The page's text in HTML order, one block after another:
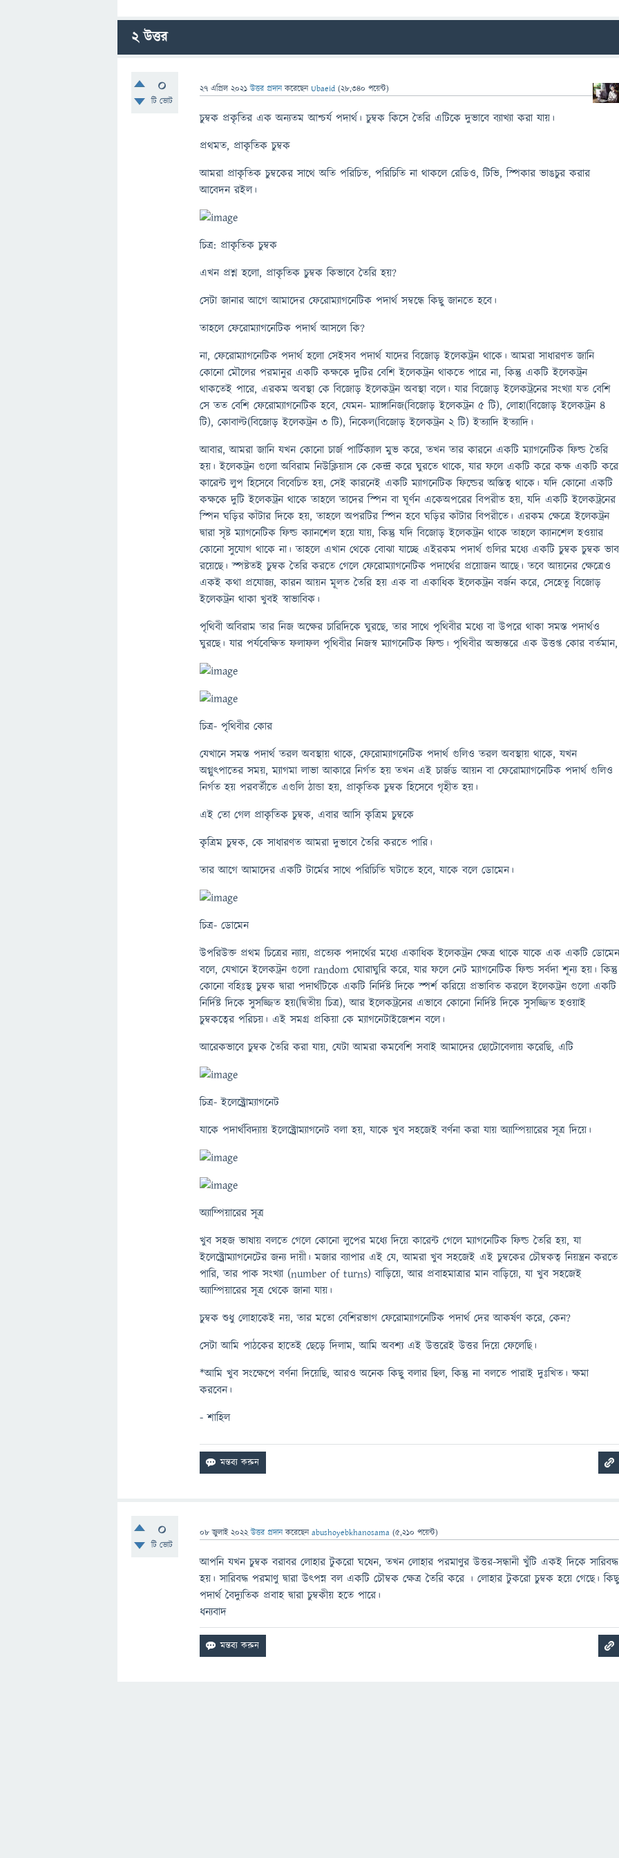
2উত্তর
0
টি ভোট
27 এপ্রিল 2021 উত্তর প্রদান করেছেনUbaeid (28,340 পয়েন্ট)
চুম্বক প্রকৃতির এক অন্যতম আশ্চর্য পদার্থ। চুম্বক কিসে তৈরি এটিকে দুভাবে ব্যাখ্যা করা যায়।
প্রথমত, প্রাকৃতিক চুম্বক
আমরা প্রাকৃতিক চুম্বকের সাথে অতি পরিচিত, পরিচিতি না থাকলে রেডিও, টিভি, স্পিকার ভাঙচুর করার
আবেদন র‌ইল।
চিত্র: প্রাকৃতিক চুম্বক
এখন প্রশ্ন হলো, প্রাকৃতিক চুম্বক কিভাবে তৈরি হয়?
সেটা জানার আগে আমাদের ফেরোম্যাগনেটিক পদার্থ সম্বন্ধে কিছু জানতে হবে।
তাহলে ফেরোম্যাগনেটিক পদার্থ আসলে কি?
না, ফেরোম্যাগনেটিক পদার্থ হলো সেইসব পদার্থ যাদের বিজোড় ইলেকট্রন থাকে। আমরা সাধারণত জানি
কোনো মৌলের পরমানুর একটি কক্ষকে দুটির বেশি ইলেকট্রন থাকতে পারে না, কিন্তু একটি ইলেকট্রন
থাকতেই পারে, এরকম অবস্থা কে বিজোড় ইলেকট্রন অবস্থা বলে। যার বিজোড় ইলেকট্রনের সংখ্যা যত বেশি
সে তত বেশি ফেরোম্যাগনেটিক হবে, যেমন- ম্যাঙ্গানিজ(বিজোড় ইলেকট্রন ৫ টি), লোহা(বিজোড় ইলেকট্রন ৪
টি), কোবাল্ট(বিজোড় ইলেকট্রন ৩ টি), নিকেল(বিজোড় ইলেকট্রন ২ টি) ইত্যাদি ইত্যাদি।
আবার, আমরা জানি যখন কোনো চার্জ পার্টিক্যাল মুভ করে, তখন তার কারনে একটি ম্যাগনেটিক ফিল্ড তৈরি
হয়। ইলেকট্রন গুলো অবিরাম নিউক্লিয়াস কে কেন্দ্র করে ঘুরতে থাকে, যার ফলে একটি করে কক্ষ একটি করে
কারেন্ট লুপ হিসেবে বিবেচিত হয়, সেই কারনেই একটি ম্যাগনেটিক ফিল্ডের অস্তিত্ব থাকে। যদি কোনো একটি
কক্ষকে দুটি ইলেকট্রন থাকে তাহলে তাদের স্পিন বা ঘূর্ণন একেঅপরের বিপরীত হয়, যদি একটি ইলেকট্রনের
স্পিন ঘড়ির কাঁটার দিকে হয়, তাহলে অপরটির স্পিন হবে ঘড়ির কাঁটার বিপরীতে। এরকম ক্ষেত্রে ইলেকট্রন
দ্বারা সৃষ্ট ম্যাগনেটিক ফিল্ড ক্যানশেল হয়ে যায়, কিন্তু যদি বিজোড় ইলেকট্রন থাকে তাহলে ক্যানশেল হ‌ওয়ার
কোনো সুযোগ থাকে না। তাহলে এখান থেকে বোঝা যাচ্ছে এইরকম পদার্থ গুলির মধ্যে একটি চুম্বক চুম্বক ভাব
রয়েছে। স্পষ্টত‌ই চুম্বক তৈরি করতে গেলে ফেরোম্যাগনেটিক পদার্থের প্রয়োজন আছে। তবে আয়নের ক্ষেত্রেও
একই কথা প্রযোজ্য, কারন আয়ন মূলত তৈরি হয় এক বা একাধিক ইলেকট্রন বর্জন করে, সেহেতু বিজোড়
ইলেকট্রন থাকা খুবই স্বাভাবিক।
পৃথিবী অবিরাম তার নিজ অক্ষের চারিদিকে ঘুরছে, তার সাথে পৃথিবীর মধ্যে বা উপরে থাকা সমস্ত পদার্থ‌ও
ঘুরছে। যার পর্যবেক্ষিত ফলাফল পৃথিবীর নিজস্ব ম্যাগনেটিক ফিল্ড। পৃথিবীর অভ্যন্তরে এক উত্তপ্ত কোর বর্তমান,
চিত্র- পৃথিবীর কোর
যেখানে সমস্ত পদার্থ তরল অবস্থায় থাকে, ফেরোম্যাগনেটিক পদার্থ গুলিও তরল অবস্থায় থাকে, যখন
অগ্নুৎপাতের সময়, ম্যাগমা লাভা আকারে নির্গত হয় তখন এই চার্জড আয়ন বা ফেরোম্যাগনেটিক পদার্থ গুলিও
নির্গত হয় পরবর্তীতে এগুলি ঠান্ডা হয়, প্রাকৃতিক চুম্বক হিসেবে গৃহীত হয়।
এই তো গেল প্রাকৃতিক চুম্বক, এবার আসি কৃত্রিম চুম্বকে
কৃত্রিম চুম্বক, কে সাধারণত আমরা দুভাবে তৈরি করতে পারি।
তার আগে আমাদের একটি টার্মের সাথে পরিচিতি ঘটাতে হবে, যাকে বলে ডোমেন।
চিত্র- ডোমেন
উপরিউক্ত প্রথম চিত্রের ন্যায়, প্রত্যেক পদার্থের মধ্যে একাধিক ইলেকট্রন ক্ষেত্র থাকে যাকে এক একটি
বলে, যেখানে ইলেকট্রন গুলো random ঘোরাঘুরি করে, যার ফলে নেট ম্যাগনেটিক ফিল্ড সর্বদা শূন্য হয়। কিন্তু
কোনো বহিঃস্থ চুম্বক দ্বারা পদার্থটিকে একটি নির্দিষ্ট দিকে স্পর্শ করিয়ে প্রভাবিত করলে ইলেকট্রন গুলো একটি
নির্দিষ্ট দিকে সুসজ্জিত হয়(দ্বিতীয় চিত্র), আর ইলেকট্রনের এভাবে কোনো নির্দিষ্ট দিকে সুসজ্জিত হ‌ওয়াই
চুম্বকত্বের পরিচয়। এই সমগ্ৰ প্রকিয়া কে ম্যাগনেটাইজেশন বলে।
আরেকভাবে চুম্বক তৈরি করা যায়, যেটা আমরা কমবেশি সবাই আমাদের ছোটোবেলায় করেছি, এটি
চিত্র- ইলেক্ট্রোম্যাগনেট
যাকে পদার্থবিদ্যায় ইলেক্ট্রোম্যাগনেট বলা হয়, যাকে খুব সহজেই বর্ণনা করা যায় অ্যাম্পিয়ারের সূত্র দিয়ে।
অ্যাম্পিয়ারের সূত্র
খুব সহজ ভাষায় বলতে গেলে কোনো লুপের মধ্যে দিয়ে কারেন্ট গেলে ম্যাগনেটিক ফিল্ড তৈরি হয়, যা
ইলেক্ট্রোম্যাগনেটের জন্য দায়ী। মজার ব্যাপার এই যে, আমরা খুব সহজেই এই চুম্বকের চৌম্বকত্ব নিয়ন্ত্রন করতে
পারি, তার পাক সংখ্যা (number of turns) বাড়িয়ে, আর প্রবাহমাত্রার মান বাড়িয়ে, যা খুব সহজেই
অ্যাম্পিয়ারের সূত্র থেকে জানা যায়।
চুম্বক শুধু লোহাকেই নয়, তার মতো বেশিরভাগ ফেরোম্যাগনেটিক পদার্থ দের আকর্ষণ করে, কেন?
সেটা আমি পাঠকের হাতেই ছেড়ে দিলাম, আমি অবশ্য এই উত্তরেই উত্তর দিয়ে ফেলেছি।
*আমি খুব সংক্ষেপে বর্ণনা দিয়েছি, আরও অনেক কিছু বলার ছিল, কিন্তু না বলতে পারাই দুঃখিত। ক্ষমা
করবেন।
- শাহিল
0
টি ভোট
08 জুলাই 2022 উত্তর প্রদান করেছেনabushoyebkhanosama (5,210 পয়েন্ট)
আপনি যখন চুম্বক বরাবর লোহার টুকরো ঘষেন, তখন লোহার পরমাণুর উত্তর-সন্ধানী খুঁটি একই দিকে সারিবদ্ধ
হয়। সারিবদ্ধ পরমাণু দ্বারা উত্পন্ন বল একটি চৌম্বক ক্ষেত্র তৈরি করে । লোহার টুকরো চুম্বক হয়ে গেছে। কিছু
পদার্থ বৈদ্যুতিক প্রবাহ দ্বারা চুম্বকীয় হতে পারে।
ধন্যবাদ